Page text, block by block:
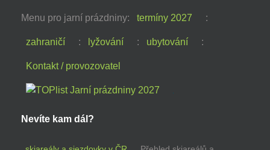
Menu pro jarní prázdniny: termíny 2027 :
zahraničí : lyžování : ubytování :
Kontakt / provozovatel
Nevíte kam dál?